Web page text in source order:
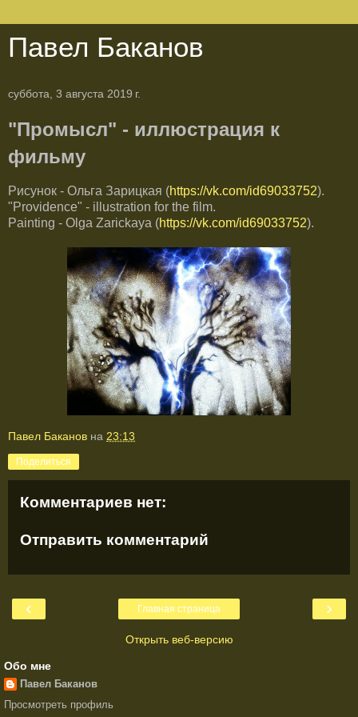
Павел Баканов
суббота, 3 августа 2019 г.
"Промысл" - иллюстрация к
фильму
Рисунок - Ольга Зарицкая (https://vk.com/id69033752).
"Providence" - illustration for the film.
Painting - Olga Zarickaya (https://vk.com/id69033752).
Павел Баканов на 23:13
Поделиться
Комментариев нет:
Отправить комментарий
‹ ›
Главная страница
Открыть веб-версию
Обо мне
Павел Баканов
Просмотреть профиль